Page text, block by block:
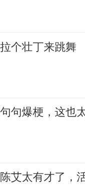
个壮丁来跳舞
句爆梗，这也
艾太有才了，